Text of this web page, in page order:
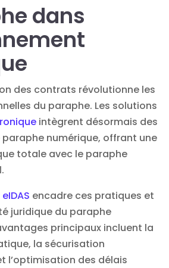
dans
des contrats révolutionne les
du paraphe. Les solutions
intègrent désormais des
numérique, offrant une
totale avec le paraphe
encadre ces pratiques et
juridique du paraphe
principaux incluent la
la sécurisation
l’optimisation des délais